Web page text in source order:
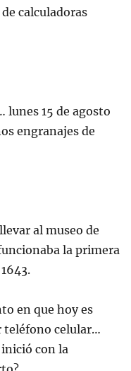
calculadoras
lunes 15 de agosto
engranajes de
al museo de
la primera
en que hoy es
teléfono celular…
con la